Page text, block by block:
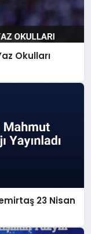
Okulları
23 Nisan